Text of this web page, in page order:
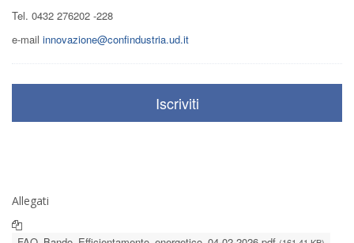
Tel. 0432 276202 -228
e-mail innovazione@confindustria.ud.it
Iscriviti
Allegati